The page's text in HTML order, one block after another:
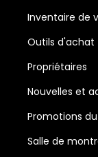
Inventaire de
Outils d'achat
Propriétaires
Nouvelles et
Promotions
Salle de